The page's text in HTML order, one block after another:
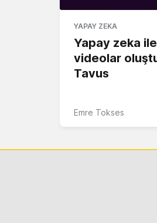
YAPAY ZEKA
Yapay zeka
videolar
Tavus
Emre Tokses